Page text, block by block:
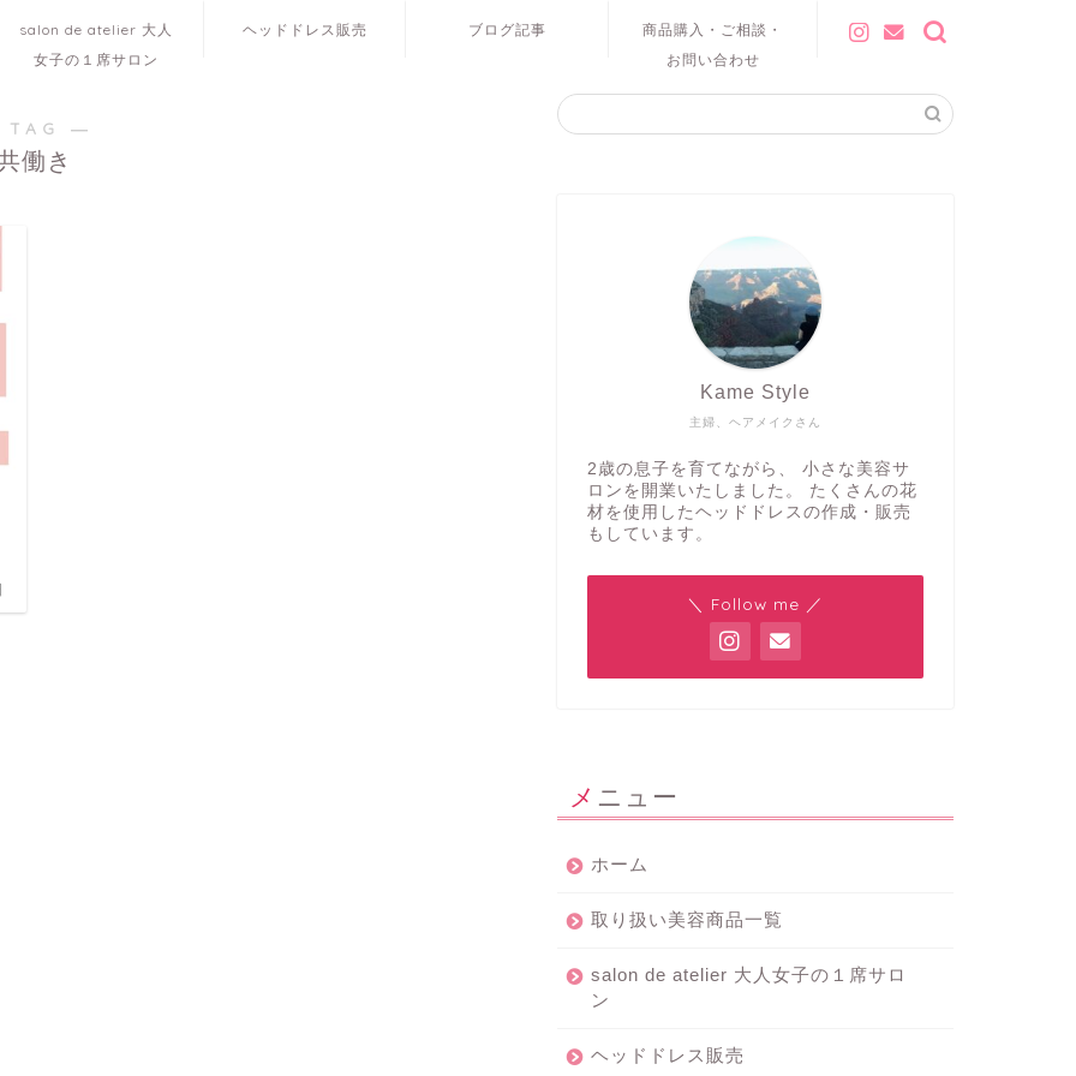
salon de atelier 大人
女子の１席サロン
ヘッドドレス販売 ブログ記事
商品購入・ご相談・
お問い合わせ
―
働き
主婦、ヘアメイクさん
Kame Style
2歳の息子を育てながら、 小さな美容サ
ロンを開業いたしました。 たくさんの花
材を使用したヘッドドレスの作成・販売
もしています。
＼ Follow me ／
メニュー
ホーム
取り扱い美容商品一覧
salon de atelier 大人女子の１席サロ
ン
ヘッドドレス販売